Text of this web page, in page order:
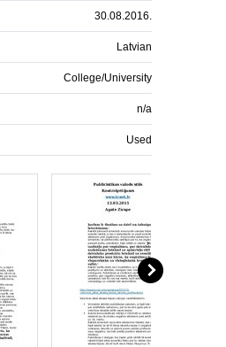
30.08.2016.
Latvian
College/University
n/a
Used